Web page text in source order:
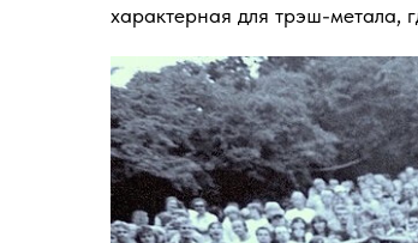
характерная для трэш-метала,